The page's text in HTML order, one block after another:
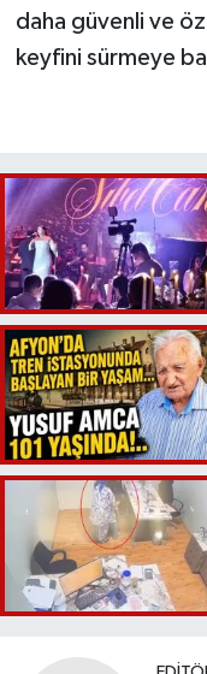
daha güvenli ve
keyfini sürmeye